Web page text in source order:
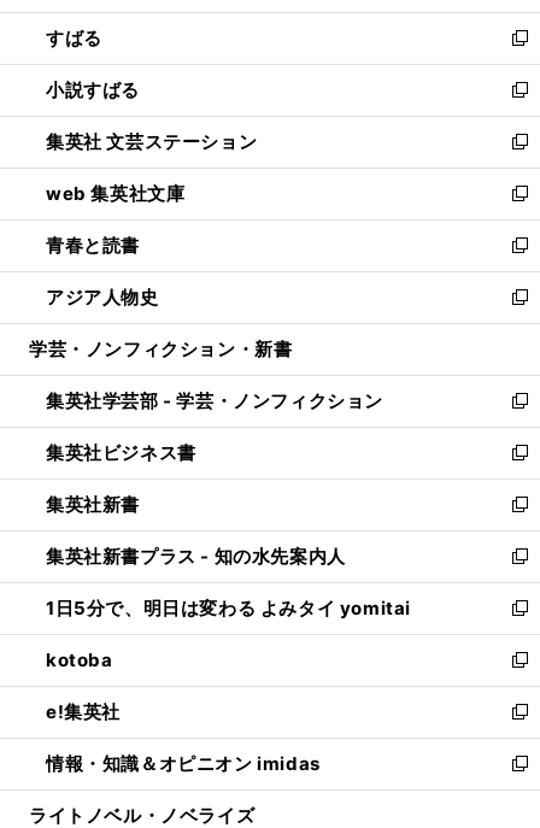
開
く
ウ
で
開
く
ン
ド
ウ
で
開
く
すばる
新
し
い
ウ
ィ
ン
ド
ウ
で
開
く
小説すばる
新
し
い
ウ
ィ
ン
ド
ウ
で
開
集英社 文芸ステーション
新
し
い
ウ
ィ
ン
ド
ウ
開
く
web 集英社文庫
新
し
い
ウ
ィ
ン
ウ
で
開
く
青春と読書
新
し
い
ウ
ン
ド
ウ
で
開
く
アジア人物史
新
し
ウ
ィ
ン
ド
ウ
で
開
く
学芸・ノンフィクション・新書
集英社学芸部 - 学芸・ノンフィクション
新
し
い
ウ
ィ
ン
ド
ウ
で
開
く
集英社ビジネス書
新
し
い
ウ
ィ
ン
ド
ウ
で
開
く
集英社新書
新
し
い
ウ
ィ
ン
ド
ウ
で
開
く
集英社新書プラス - 知の水先案内人
新
し
い
ウ
ィ
ン
ド
ウ
で
開
1日5分で、明日は変わる よみタイ yomitai
新
し
い
ウ
ィ
ン
ド
ウ
kotoba
新
し
い
ウ
ィ
ン
e!集英社
新
し
い
ウ
情報・知識＆オピニオン imidas
新
し
ライトノベル・ノベライズ